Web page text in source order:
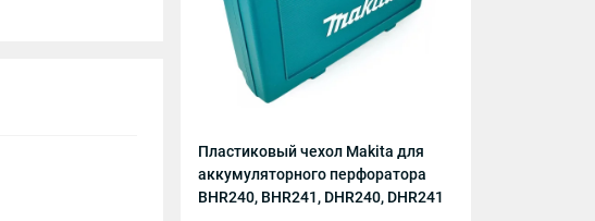
Пластиковый чехол Makita для
аккумуляторного перфоратора
BHR240, BHR241, DHR240, DHR241